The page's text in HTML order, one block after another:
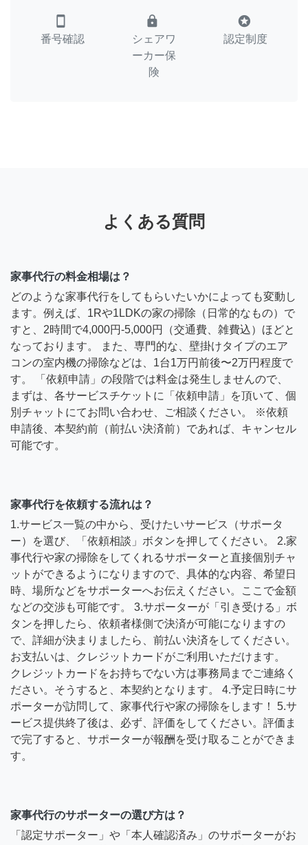
smartphone
番号確認
lock
シェアワ
ーカー保
険
stars
認定制度
よくある質問
家事代行の料金相場は？
どのような家事代行をしてもらいたいかによっても変動し
ます。例えば、1Rや1LDKの家の掃除（日常的なもの）で
すと、2時間で4,000円-5,000円（交通費、雑費込）ほどと
なっております。 また、専門的な、壁掛けタイプのエア
コンの室内機の掃除などは、1台1万円前後〜2万円程度で
す。 「依頼申請」の段階では料金は発生しませんので、
まずは、各サービスチケットに「依頼申請」を頂いて、個
別チャットにてお問い合わせ、ご相談ください。 ※依頼
申請後、本契約前（前払い決済前）であれば、キャンセル
可能です。
家事代行を依頼する流れは？
1.サービス一覧の中から、受けたいサービス（サポータ
ー）を選び、「依頼相談」ボタンを押してください。 2.家
事代行や家の掃除をしてくれるサポーターと直接個別チャ
ットができるようになりますので、具体的な内容、希望日
時、場所などをサポーターへお伝えください。ここで金額
などの交渉も可能です。 3.サポーターが「引き受ける」ボ
タンを押したら、依頼者様側で決済が可能になりますの
で、詳細が決まりましたら、前払い決済をしてください。
お支払いは、クレジットカードがご利用いただけます。
クレジットカードをお持ちでない方は事務局までご連絡く
ださい。そうすると、本契約となります。 4.予定日時にサ
ポーターが訪問して、家事代行や家の掃除をします！ 5.サ
ービス提供終了後は、必ず、評価をしてください。評価ま
で完了すると、サポーターが報酬を受け取ることができま
す。
家事代行のサポーターの選び方は？
「認定サポーター」や「本人確認済み」のサポーターがお